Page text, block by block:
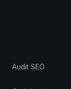
Audit SEO